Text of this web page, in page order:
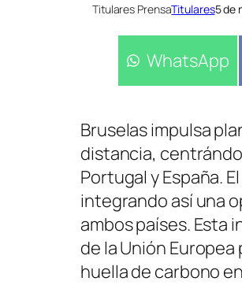
Titulares PrensaTitulares5 de
Compartir
WhatsApp
Bruselas impulsa
distancia,
Portugal y España.
integrando así una
ambos países. Esta
de la Unión
huella de carbono